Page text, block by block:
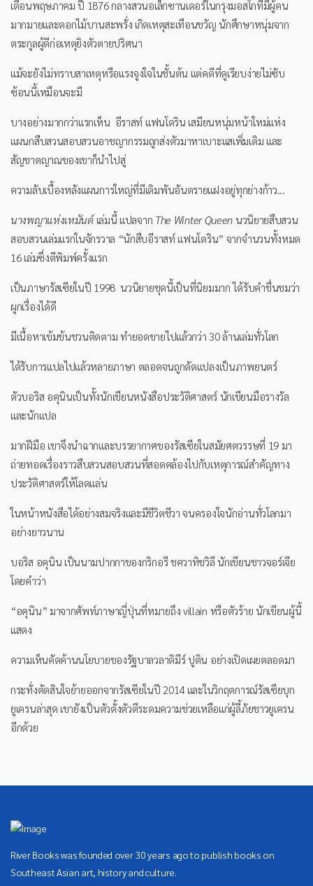
เดือนพฤษภาคม ปี 1876 กลางสวนอเล็กซานเดอร์ในกรุงมอสโกที่มีผู้คน
มากมายและดอกไม้บานสะพรั่ง เกิดเหตุสะเทือนขวัญ นักศึกษาหนุ่มจาก
ตระกูลผู้ดีก่อเหตุยิงตัวตายปริศนา
แม้จะยังไม่ทราบสาเหตุหรือแรงจูงใจในชั้นต้น แต่คดีที่ดูเรียบง่ายไม่ซับ
ซ้อนนี้เหมือนจะมี
บางอย่างมากกว่าแรกเห็น อีราสท์ แฟนโดริน เสมียนหนุ่มหน้าใหม่แห่ง
แผนกสืบสวนสอบสวนอาชญากรรมถูกส่งตัวมาหาเบาะแสเพิ่มเติม และ
สัญชาตญาณของเขาก็นำไปสู่
ความลับเบื้องหลังแผนการใหญ่ที่มีเดิมพันอันตรายแฝงอยู่ทุกย่างก้าว...
นางพญาแห่งเหมันต์เล่มนี้ แปลจาก The Winter Queen นวนิยายสืบสวน
สอบสวนเล่มแรกในจักรวาล “นักสืบอีราสท์ แฟนโดริน” จากจำนวนทั้งหมด
16 เล่มซึ่งตีพิมพ์ครั้งแรก
เป็นภาษารัสเซียในปี 1998 นวนิยายชุดนี้เป็นที่นิยมมาก ได้รับคำชื่นชมว่า
ผูกเรื่องได้ดี
มีเนื้อหาเข้มข้นชวนติดตาม ทำยอดขายไปแล้วกว่า 30 ล้านเล่มทั่วโลก
ได้รับการแปลไปแล้วหลายภาษา ตลอดจนถูกดัดแปลงเป็นภาพยนตร์
ตัวบอริส อคุนินเป็นทั้งนักเขียนหนังสือประวัติศาสตร์ นักเขียนมือรางวัล
และนักแปล
มากฝีมือ เขาจึงนำฉากและบรรยากาศของรัสเซียในสมัยศตวรรษที่ 19 มา
ถ่ายทอดเรื่องราวสืบสวนสอบสวนที่สอดคล้องไปกับเหตุการณ์สำคัญทาง
ประวัติศาสตร์ให้โลดแล่น
ในหน้าหนังสือได้อย่างสมจริงและมีชีวิตชีวา จนครองใจนักอ่านทั่วโลกมา
อย่างยาวนาน
บอริส อคุนิน เป็นนามปากกาของกริกอรี ชควาทิชวิลี นักเขียนชาวจอร์เจีย
โดยคำว่า
“อคุนิน” มาจากศัพท์ภาษาญี่ปุ่นที่หมายถึง villain หรือตัวร้าย นักเขียนผู้นี้
แสดง
ความเห็นคัดค้านนโยบายของรัฐบาลวลาดิมีร์ ปูติน อย่างเปิดเผยตลอดมา
กระทั่งตัดสินใจย้ายออกจากรัสเซียในปี 2014 และในวิกฤตการณ์รัสเซียบุก
ยูเครนล่าสุด เขายังเป็นตัวตั้งตัวตีระดมความช่วยเหลือแก่ผู้ลี้ภัยชาวยูเครน
อีกด้วย
River Books was founded over 30 years ago to publish books on
Southeast Asian art, history and culture.